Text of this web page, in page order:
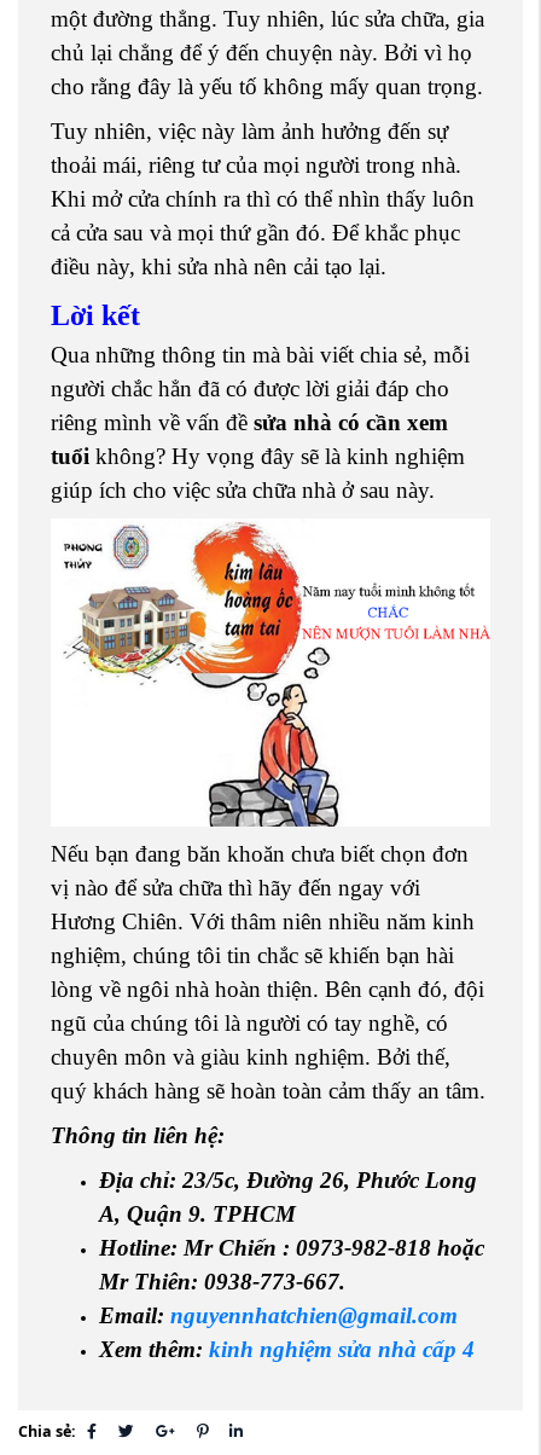
một đường thẳng. Tuy nhiên, lúc sửa chữa, gia
chủ lại chẳng để ý đến chuyện này. Bởi vì họ
cho rằng đây là yếu tố không mấy quan trọng.
Tuy nhiên, việc này làm ảnh hưởng đến sự
thoải mái, riêng tư của mọi người trong nhà.
Khi mở cửa chính ra thì có thể nhìn thấy luôn
cả cửa sau và mọi thứ gần đó. Để khắc phục
điều này, khi sửa nhà nên cải tạo lại.
Lời kết
Qua những thông tin mà bài viết chia sẻ, mỗi
người chắc hẳn đã có được lời giải đáp cho
riêng mình về vấn đề sửa nhà có cần xem
tuổi không? Hy vọng đây sẽ là kinh nghiệm
giúp ích cho việc sửa chữa nhà ở sau này.
Nếu bạn đang băn khoăn chưa biết chọn đơn
vị nào để sửa chữa thì hãy đến ngay với
Hương Chiên. Với thâm niên nhiều năm kinh
nghiệm, chúng tôi tin chắc sẽ khiến bạn hài
lòng về ngôi nhà hoàn thiện. Bên cạnh đó, đội
ngũ của chúng tôi là người có tay nghề, có
chuyên môn và giàu kinh nghiệm. Bởi thế,
quý khách hàng sẽ hoàn toàn cảm thấy an tâm.
Thông tin liên hệ:
Địa chỉ: 23/5c, Đường 26, Phước Long
A, Quận 9. TPHCM
Hotline: Mr Chiến : 0973-982-818 hoặc
Mr Thiên: 0938-773-667.
Email: nguyennhatchien@gmail.com
Xem thêm: kinh nghiệm sửa nhà cấp 4
Chia sẻ: